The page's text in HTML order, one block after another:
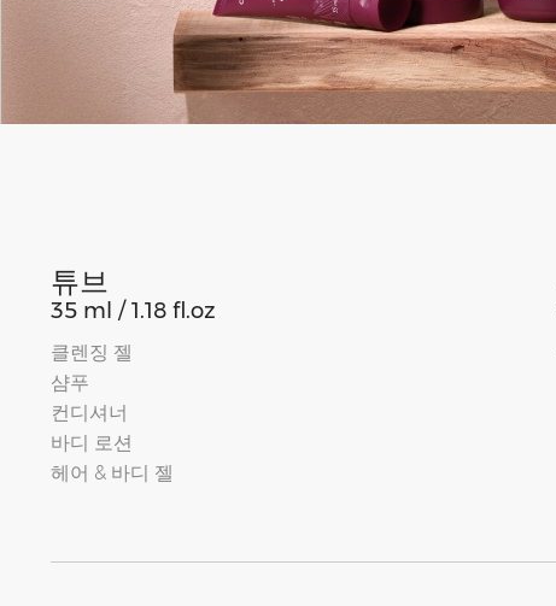
튜브
35 ml / 1.18 fl.oz
클렌징 젤
샴푸
컨디셔너
바디 로션
헤어 & 바디 젤